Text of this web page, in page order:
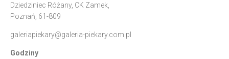
Dziedziniec Różany, CK Zamek,
Poznań, 61-809
galeriapiekary@galeria-piekary.com.pl
Godziny